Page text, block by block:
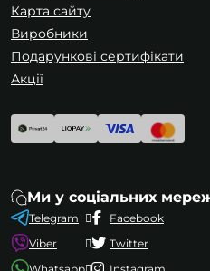
Карта сайту
Виробники
Подарункові сертифікати
Акції
Ми у соціальних
Telegram
Viber
Whatsapp
Facebook
Twitter
Instagram